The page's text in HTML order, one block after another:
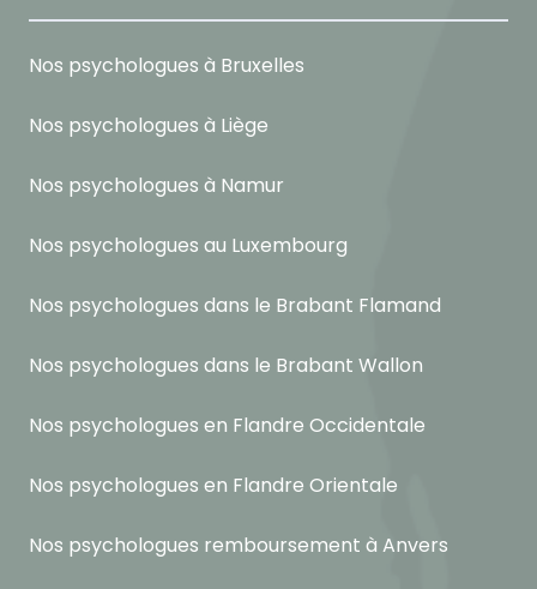
Nos psychologues à Bruxelles
Nos psychologues à Liège
Nos psychologues à Namur
Nos psychologues au Luxembourg
Nos psychologues dans le Brabant Flamand
Nos psychologues dans le Brabant Wallon
Nos psychologues en Flandre Occidentale
Nos psychologues en Flandre Orientale
Nos psychologues remboursement à Anvers